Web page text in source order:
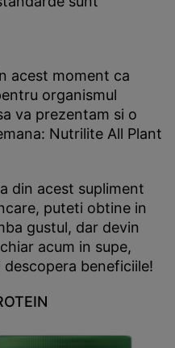
acest moment ca
organismul
va prezentam si o
Nutrilite All Plant
din acest supliment
puteti obtine in
gustul, dar devin
acum in supe,
beneficiile!